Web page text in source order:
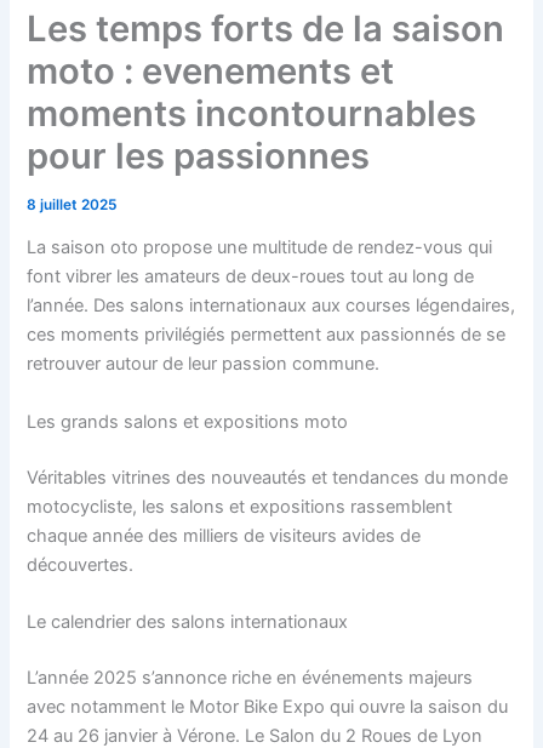
Les temps forts de la saison
moto : evenements et
moments incontournables
pour les passionnes
8 juillet 2025
La saison oto propose une multitude de rendez-vous qui
font vibrer les amateurs de deux-roues tout au long de
l’année. Des salons internationaux aux courses légendaires,
ces moments privilégiés permettent aux passionnés de se
retrouver autour de leur passion commune.
Les grands salons et expositions moto
Véritables vitrines des nouveautés et tendances du monde
motocycliste, les salons et expositions rassemblent
chaque année des milliers de visiteurs avides de
découvertes.
Le calendrier des salons internationaux
L’année 2025 s’annonce riche en événements majeurs
avec notamment le Motor Bike Expo qui ouvre la saison du
24 au 26 janvier à Vérone. Le Salon du 2 Roues de Lyon